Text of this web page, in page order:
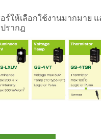
ให้เลือกใช้งานมากมาย
รากฎ